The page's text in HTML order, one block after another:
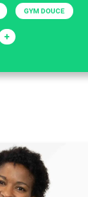
GYM DOUCE
+